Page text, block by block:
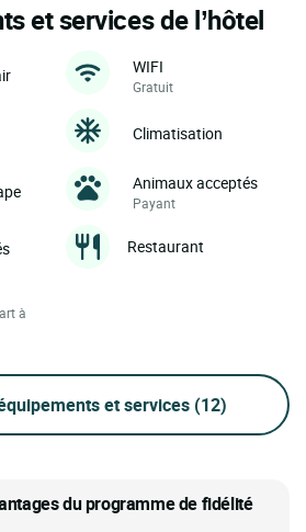
et services de l’hôtel
WIFI
Gratuit
Climatisation
Animaux acceptés
Payant
Restaurant
à
et services (12)
du programme de fidélité